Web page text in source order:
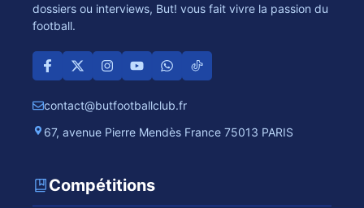
dossiers ou interviews, But! vous fait vivre la passion du
football.
contact@butfootballclub.fr
67, avenue Pierre Mendès France 75013 PARIS
Compétitions